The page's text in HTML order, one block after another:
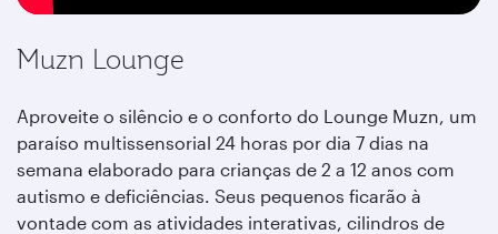
Muzn Lounge
Aproveite o silêncio e o conforto do Lounge Muzn, um
paraíso multissensorial 24 horas por dia 7 dias na
semana elaborado para crianças de 2 a 12 anos com
autismo e deficiências. Seus pequenos ficarão à
vontade com as atividades interativas, cilindros de